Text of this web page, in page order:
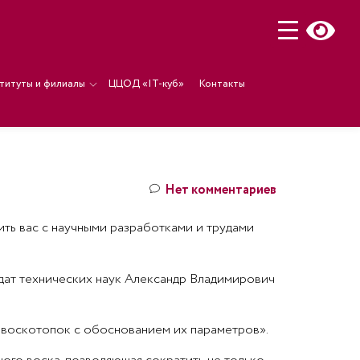
и филиалы ЦЦОД «IT-куб»
Контакты
Нет комментариев
вас с научными разработками и трудами
технических наук Александр Владимирович
с обоснованием их параметров».